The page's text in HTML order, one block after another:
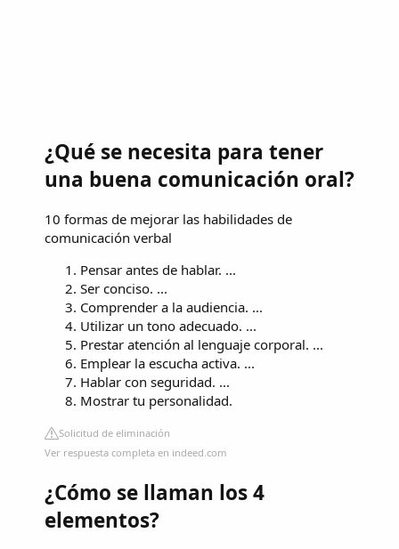
¿Qué se necesita para tener
una buena comunicación oral?
10 formas de mejorar las habilidades de
comunicación verbal
Pensar antes de hablar. ...
Ser conciso. ...
Comprender a la audiencia. ...
Utilizar un tono adecuado. ...
Prestar atención al lenguaje corporal. ...
Emplear la escucha activa. ...
Hablar con seguridad. ...
Mostrar tu personalidad.
Solicitud de eliminación
Ver respuesta completa en indeed.com
¿Cómo se llaman los 4
elementos?